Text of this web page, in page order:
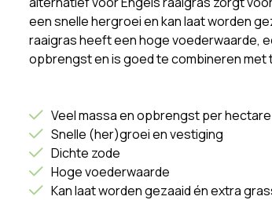
een snelle hergroei en kan laat worden
raaigras heeft een hoge voederwaarde,
opbrengst en is goed te combineren met
Veel massa en opbrengst per hectare
Snelle (her)groei en vestiging
Dichte zode
Hoge voederwaarde
Kan laat worden gezaaid én extra